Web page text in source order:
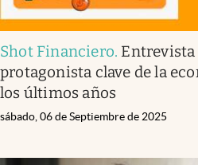
El Cronista Studio
Mediakit
abre en nueva pestaña
Argentina
Shot Financiero. Entrevista
protagonista clave de la
los últimos años
sábado, 06 de Septiembre de 2025